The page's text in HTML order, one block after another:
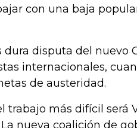
con una baja
dura disputa del nuevo
internacionales,
de austeridad.
trabajo más difícil será
nueva coalición de